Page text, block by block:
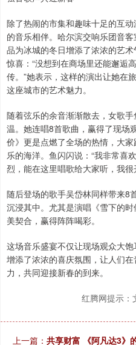
除了热闹的市集和趣味十足的互
的音乐相伴。哈尔滨交响乐团音
品为冰城的冬日增添了浓浓的艺
惊喜：“没想到在商场里还能邂逅
传。”她表示，这样的演出让她在
这座城市的艺术魅力。
随着弦乐的余音渐渐散去，女歌
温。她连唱8首歌曲，赢得了现场
价》更是点燃了全场的热情，大
乐的海洋。鱼闪闪说：“我非常喜
烈，能在这里唱歌给大家听，我很
随后登场的歌手吴岱林同样带来8
沉浸其中。尤其是演唱《雪下的
美契合，赢得阵阵喝彩。
这场音乐盛宴不仅让现场观众大
增添了浓浓的喜庆氛围，让人们
力，共同迎接新春的到来。
红腾网提示：
上一篇： 共享财富 《阿凡达3》